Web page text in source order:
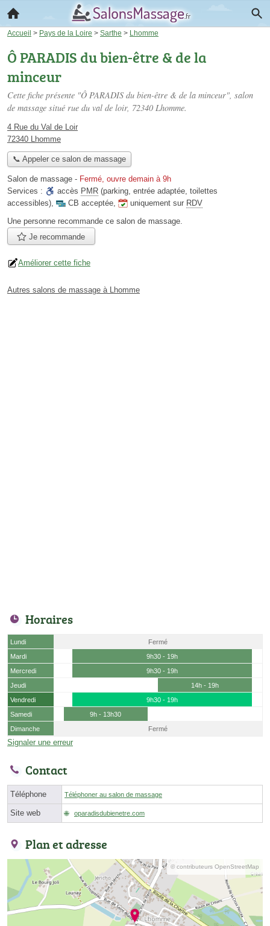
Accueil > Pays de la Loire > Sarthe > Lhomme
Ô PARADIS du bien-être & de la
minceur
Cette fiche présente "Ô PARADIS du bien-être & de la minceur", salon
de massage situé rue du val de loir, 72340 Lhomme.
4 Rue du Val de Loir
72340 Lhomme
📞 Appeler ce salon de massage
Salon de massage - Fermé, ouvre demain à 9h
Services :
accès PMR (parking, entrée adaptée, toilettes
accessibles), CB acceptée, uniquement sur RDV
Une personne recommande ce salon de massage.
Je recommande
Améliorer cette fiche
Autres salons de massage à Lhomme
Horaires
Lundi
Fermé
Mardi
9h30 - 19h
Mercredi
9h30 - 19h
Jeudi
14h - 19h
Vendredi
9h30 - 19h
Samedi
9h - 13h30
Dimanche
Fermé
Signaler une erreur
Contact
Téléphone Téléphoner au salon de massage
Site web oparadisdubienetre.com
Plan et adresse
© contributeurs OpenStreetMap